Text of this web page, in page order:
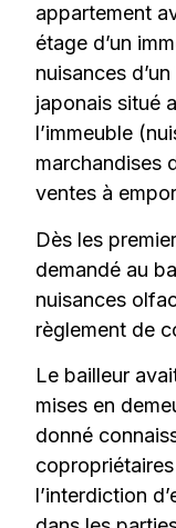
appartement
étage d’un
nuisances
japonais situé
l’immeuble
marchandises
ventes à
Dès les
demandé au
nuisances
règlement de
Le bailleur
mises en
donné
l’interdiction